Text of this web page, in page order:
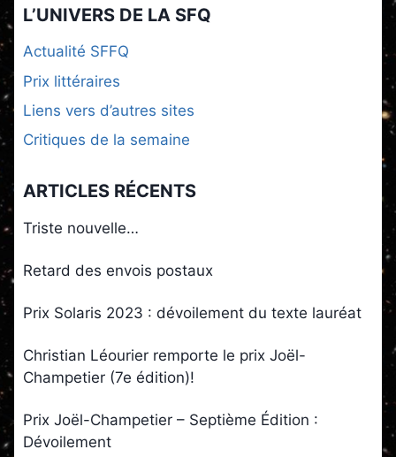
L’UNIVERS DE LA SFQ
Actualité SFFQ
Prix littéraires
Liens vers d’autres sites
Critiques de la semaine
ARTICLES RÉCENTS
Triste nouvelle…
Retard des envois postaux
Prix Solaris 2023 : dévoilement du texte lauréat
Christian Léourier remporte le prix Joël-
Champetier (7e édition)!
Prix Joël-Champetier – Septième Édition :
Dévoilement